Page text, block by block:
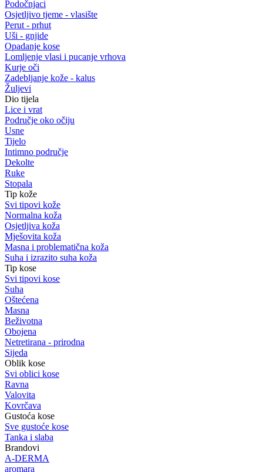
Podočnjaci
Osjetljivo tjeme - vlasište
Perut - prhut
Uši - gnjide
Opadanje kose
Lomljenje vlasi i pucanje vrhova
Kurje oči
Zadebljanje kože - kalus
Žuljevi
Dio tijela
Lice i vrat
Područje oko očiju
Usne
Tijelo
Intimno područje
Dekolte
Ruke
Stopala
Tip kože
Svi tipovi kože
Normalna koža
Osjetljiva koža
Mješovita koža
Masna i problematična koža
Suha i izrazito suha koža
Tip kose
Svi tipovi kose
Suha
Oštećena
Masna
Beživotna
Obojena
Netretirana - prirodna
Sijeda
Oblik kose
Svi oblici kose
Ravna
Valovita
Kovrčava
Gustoća kose
Sve gustoće kose
Tanka i slaba
Brandovi
A-DERMA
aromara